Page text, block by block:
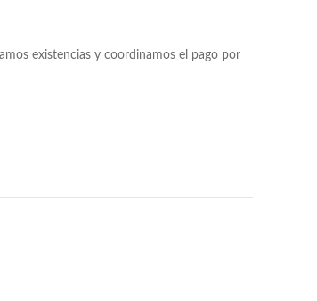
existencias y coordinamos el pago por